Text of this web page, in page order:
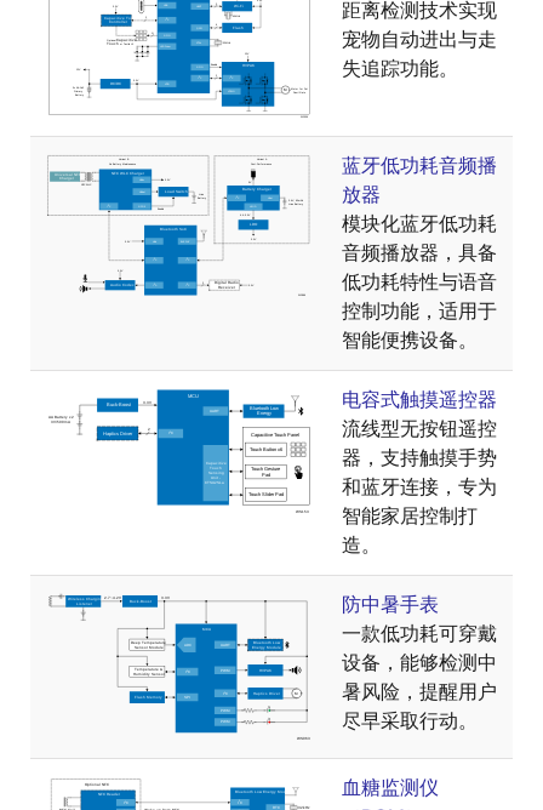
距离检测技术实现
宠物自动进出与走
失追踪功能。
蓝牙低功耗音频播
放器
模块化蓝牙低功耗
音频播放器，具备
低功耗特性与语音
控制功能，适用于
智能便携设备。
电容式触摸遥控器
流线型无按钮遥控
器，支持触摸手势
和蓝牙连接，专为
智能家居控制打
造。
防中暑手表
一款低功耗可穿戴
设备，能够检测中
暑风险，提醒用户
尽早采取行动。
血糖监测仪